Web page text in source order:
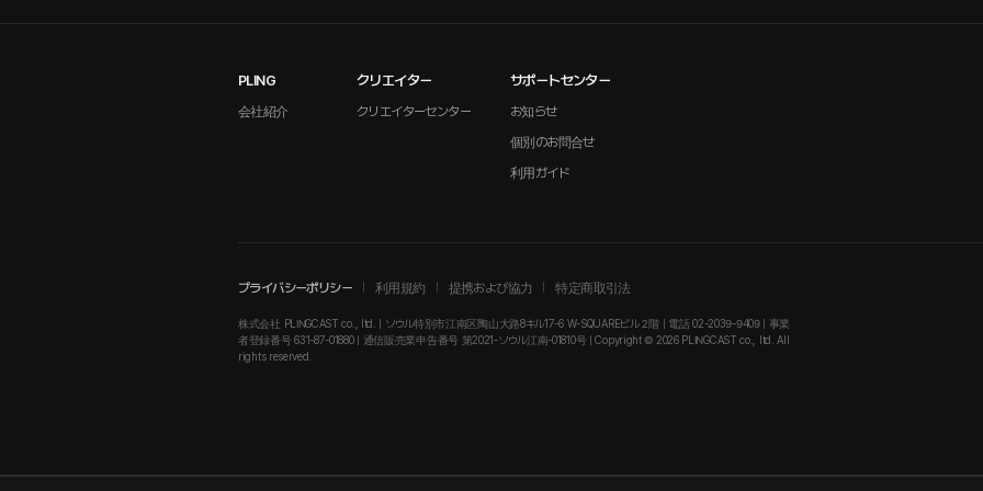
PLING
会社紹介
クリエイター
クリエイターセンター
サポートセンター
お知らせ
個別のお問合せ
利用ガイド
プライバシーポリシー 利用規約 提携および協力 特定商取引法
株式会社 PLINGCAST co., ltd. | ソウル特別市江南区陶山大路8キル17-6 W-SQUAREビル２階 | 電話 02-2039-9409 | 事業
者登録番号 631-87-01880 | 通信販売業申告番号 第2021-ソウル江南-01810号 | Copyright © 2026 PLINGCAST co., ltd. All
rights reserved.